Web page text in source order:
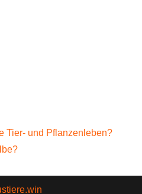
Tier- und Pflanzenleben?